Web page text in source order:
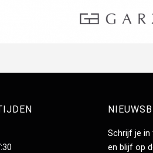
Schrijf je
en blijf op